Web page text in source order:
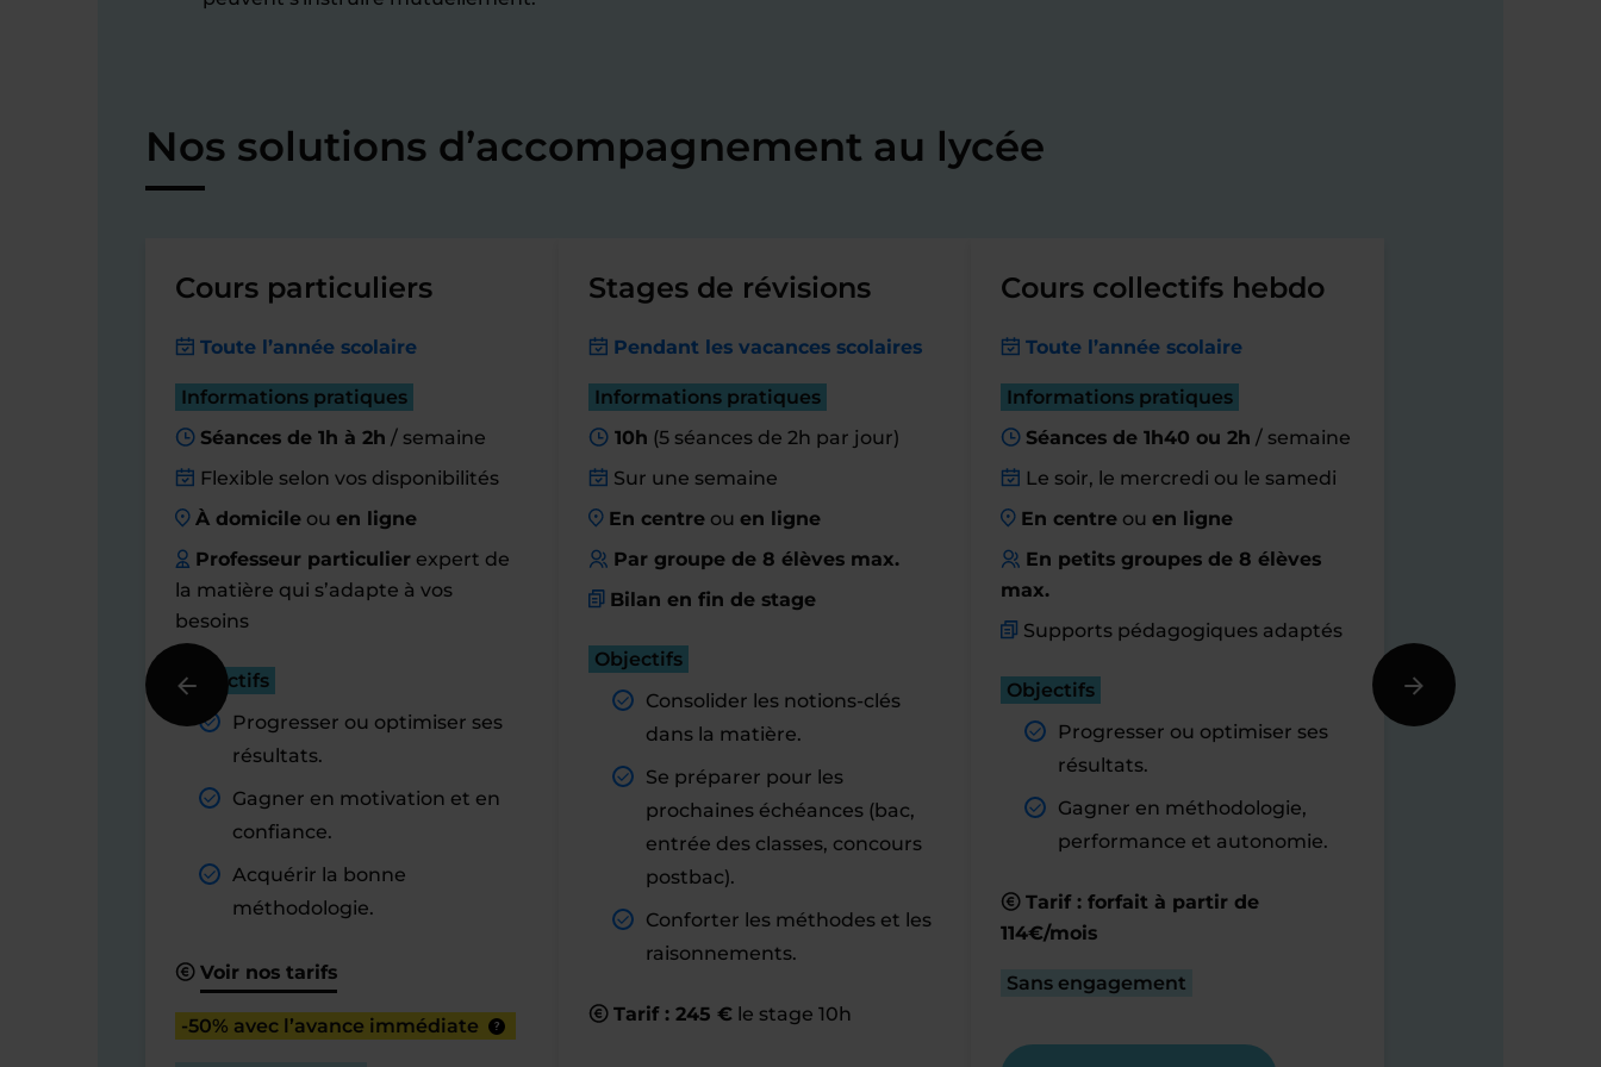
Nos solutions d’accompagnement au lycée
Cours particuliers
Toute l’année scolaire
Informations pratiques
Séances de 1h à 2h / semaine
Flexible selon vos disponibilités
À domicileou en ligne
Professeur particulier expert de
la matière qui s’adapte à vos
besoins
Objectifs
Progresser ou optimiser ses
résultats.
Gagner en motivation et en
confiance.
Acquérir la bonne
méthodologie.
Voir nos tarifs
-50% avec l’avance immédiate ?
Stages de révisions
Pendant les vacances scolaires
Informations pratiques
10h (5 séances de 2h par jour)
Sur une semaine
En centreou en ligne
Par groupe de 8 élèves max.
Bilan en fin de stage
Objectifs
Consolider les notions-clés
dans la matière.
Se préparer pour les
prochaines échéances (bac,
entrée des classes, concours
postbac).
Conforter les méthodes et les
raisonnements.
Tarif : 245 €le stage 10h
Cours collectifs hebdo
Toute l’année scolaire
Informations pratiques
Séances de 1h40 ou 2h / semaine
Le soir, le mercredi ou le samedi
En centre ouen ligne
En petits groupes de 8 élèves
max.
Supports pédagogiques adaptés
Objectifs
Progresser ou optimiser ses
résultats.
Gagner en méthodologie,
performance et autonomie.
Tarif : forfait à partir de
114€/mois
Sans engagement